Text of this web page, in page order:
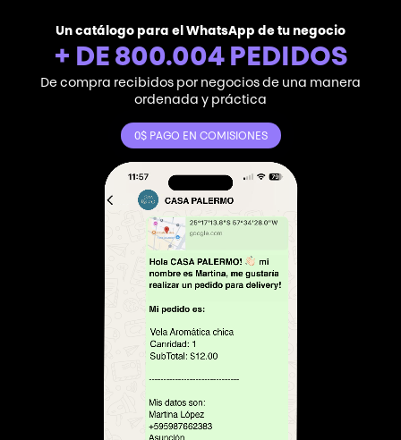
Un catálogo para el WhatsApp de tu negocio
+ DE 800.005PEDIDOS
De compra recibidos por negocios de una manera
ordenada y práctica
0$ PAGO EN COMISIONES